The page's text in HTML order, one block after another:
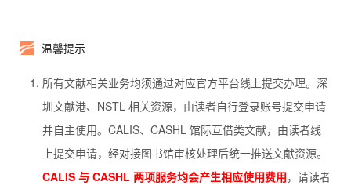
温馨提示
所有文献相关业务均须通过对应官方平台线上提交办理。深
圳文献港、NSTL 相关资源，由读者自行登录账号提交申请
并自主使用。CALIS、CASHL 馆际互借类文献，由读者线
上提交申请，经对接图书馆审核处理后统一推送文献资源。
CALIS 与 CASHL 两项服务均会产生相应使用费用，请读者